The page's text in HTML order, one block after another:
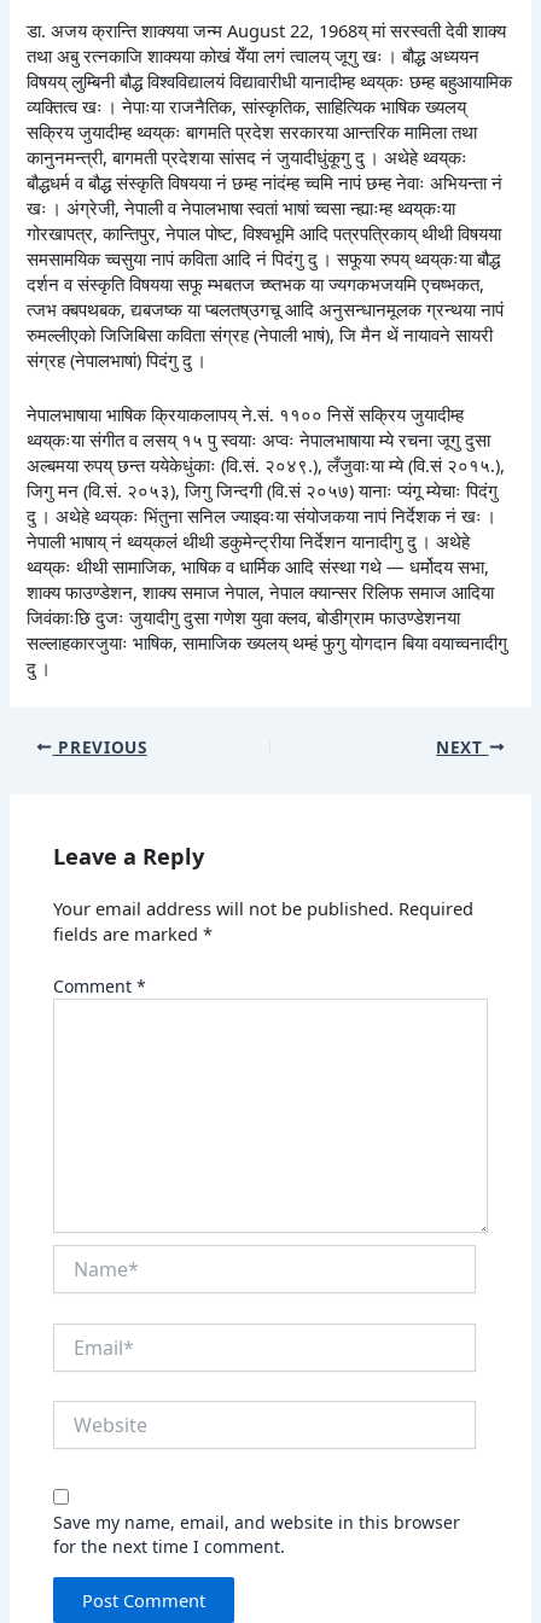
डा. अजय क्रान्ति शाक्यया जन्म August 22, 1968य् मां सरस्वती देवी शाक्य
तथा अबु रत्नकाजि शाक्यया कोखं येँया लगं त्वालय् जूगु खः । बौद्ध अध्ययन
विषयय् लुम्बिनी बौद्ध विश्वविद्यालयं विद्यावारीधी यानादीम्ह थ्वय्‌कः छम्ह बहुआयामिक
व्यक्तित्व खः । नेपाःया राजनैतिक, सांस्कृतिक, साहित्यिक भाषिक ख्यलय्
सक्रिय जुयादीम्ह थ्वय्‌कः बागमति प्रदेश सरकारया आन्तरिक मामिला तथा
कानुनमन्त्री, बागमती प्रदेशया सांसद नं जुयादीधुंकूगु दु । अथेहे थ्वय्‌कः
बौद्धधर्म व बौद्ध संस्कृति विषयया नं छम्ह नांदंम्ह च्वमि नापं छम्ह नेवाः अभियन्ता नं
खः । अंग्रेजी, नेपाली व नेपालभाषा स्वतां भाषां च्वसा न्ह्याःम्ह थ्वय्‌कःया
गोरखापत्र, कान्तिपुर, नेपाल पोष्ट, विश्वभूमि आदि पत्रपत्रिकाय् थीथी विषयया
समसामयिक च्वसुया नापं कविता आदि नं पिदंगु दु । सफूया रुपय् थ्वय्‌कःया बौद्ध
दर्शन व संस्कृति विषयया सफू म्भबतज च्ष्तभक या ज्यगकभजयमि एचष्भकत,
त्जभ क्बपथबक, द्यबजष्क या प्बलतष्उगचू आदि अनुसन्धानमूलक ग्रन्थया नापं
रुमल्लीएको जिजिबिसा कविता संग्रह (नेपाली भाषं), जि मैन थें नायावने सायरी
संग्रह (नेपालभाषां) पिदंगु दु ।
नेपालभाषाया भाषिक क्रियाकलापय् ने.सं. ११०० निसें सक्रिय जुयादीम्ह
थ्वय्‌कःया संगीत व लसय् १५ पु स्वयाः अप्वः नेपालभाषाया म्ये रचना जूगु दुसा
अल्बमया रुपय् छन्त ययेकेधुंकाः (वि.सं. २०४९.), लँजुवाःया म्ये (वि.सं २०१५.),
जिगु मन (वि.सं. २०५३), जिगु जिन्दगी (वि.सं २०५७) यानाः प्यंगू म्येचाः पिदंगु
दु । अथेहे थ्वय्‌कः भिंतुना सनिल ज्याझ्वःया संयोजकया नापं निर्देशक नं खः ।
नेपाली भाषाय् नं थ्वय्‌कलं थीथी डकुमेन्ट्रीया निर्देशन यानादीगु दु । अथेहे
थ्वय्‌कः थीथी सामाजिक, भाषिक व धार्मिक आदि संस्था गथे — धर्मोदय सभा,
शाक्य फाउण्डेशन, शाक्य समाज नेपाल, नेपाल क्यान्सर रिलिफ समाज आदिया
जिवंकाःछि दुजः जुयादीगु दुसा गणेश युवा क्लव, बोडीग्राम फाउण्डेशनया
सल्लाहकारजुयाः भाषिक, सामाजिक ख्यलय् थम्हं फुगु योगदान बिया वयाच्वनादीगु
दु ।
PREVIOUS NEXT
Leave a Reply
Your email address will not be published. Required
fields are marked*
Comment*
Save my name, email, and website in this browser
for the next time I comment.